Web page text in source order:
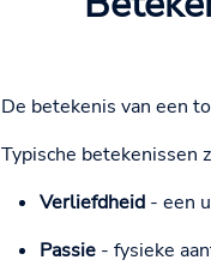
De betekenis van een
Typische betekenissen
Verliefdheid- een
Passie- fysieke